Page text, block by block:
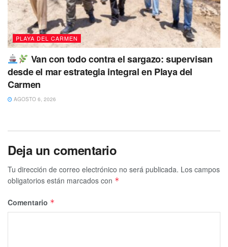
PLAYA DEL CARMEN
Van con todo contra el sargazo: supervisan
desde el mar estrategia integral en Playa del
Carmen
AGOSTO 6, 2026
Deja un comentario
Tu dirección de correo electrónico no será publicada. Los campos
obligatorios están marcados con *
Comentario *